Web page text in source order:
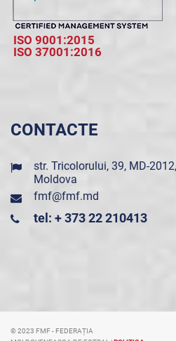
ISO 9001:2015
ISO 37001:2016
CONTACTE
str. Tricolorului, 39, MD-
Moldova
fmf@fmf.md
tel: + 373 22 210413
© 2023 FMF - FEDERAȚIA